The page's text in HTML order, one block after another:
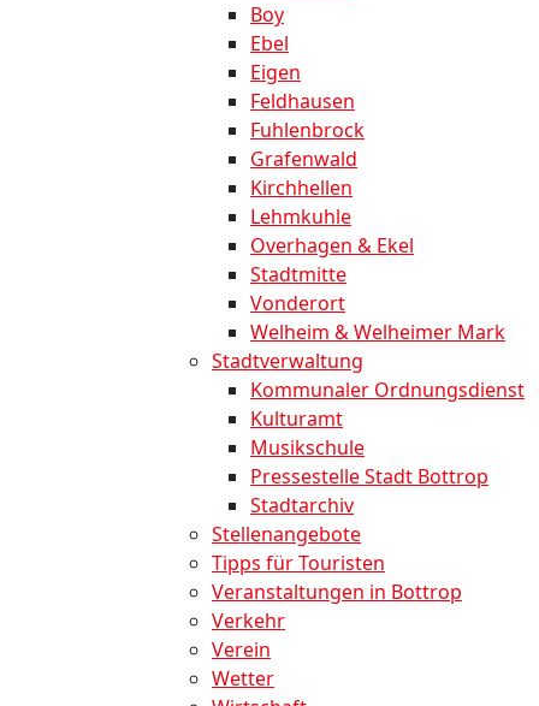
Boy
Ebel
Eigen
Feldhausen
Fuhlenbrock
Grafenwald
Kirchhellen
Lehmkuhle
Overhagen & Ekel
Stadtmitte
Vonderort
Welheim & Welheimer Mark
Stadtverwaltung
Kommunaler Ordnungsdienst
Kulturamt
Musikschule
Pressestelle Stadt Bottrop
Stadtarchiv
Stellenangebote
Tipps für Touristen
Veranstaltungen in Bottrop
Verkehr
Verein
Wetter